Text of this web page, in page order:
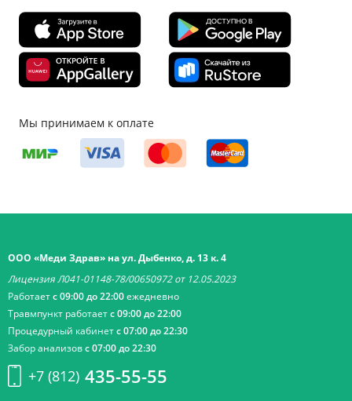
Мы принимаем к оплате
ООО «Меди Здрав» на ул. Дыбенко, д. 13 к. 4
Лицензия Л041-01148-78/00650972 от 12.05.2023
Работаетс 09:00 до 22:00ежедневно
Травмпункт работаетс 09:00 до 22:00
Процедурный кабинетс 07:00 до 22:30
Забор анализовс 07:00 до 22:30
+7 (812) 435-55-55